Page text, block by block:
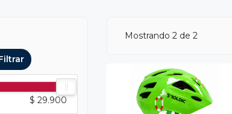
$ 29.900
Mostrando 2 de 2